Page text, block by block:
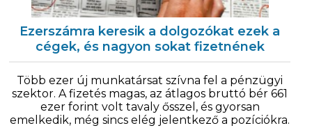
Ezerszámra keresik a dolgozókat ezek a
cégek, és nagyon sokat fizetnének
Több ezer új munkatársat szívna fel a pénzügyi
szektor. A fizetés magas, az átlagos bruttó bér 661
ezer forint volt tavaly ősszel, és gyorsan
emelkedik, még sincs elég jelentkező a pozíciókra.